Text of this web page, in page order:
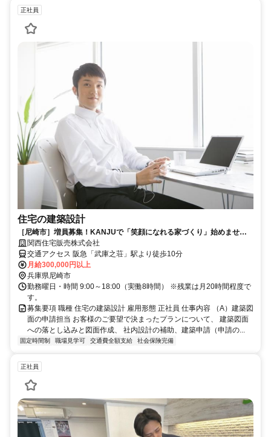
正社員
住宅の建築設計
［尼崎市］増員募集！KANJUで「笑顔になれる家づくり」始めません
か？ブランクOK◎待遇充実！
関西住宅販売株式会社
交通アクセス 阪急「武庫之荘」駅より徒歩10分
月給300,000円以上
兵庫県尼崎市
勤務曜日・時間 9:00～18:00（実働8時間） ※残業は月20時間程度で
す。
募集要項 職種 住宅の建築設計 雇用形態 正社員 仕事内容 （A）建築図
面の申請担当 お客様のご要望で決まったプランについて、 建築図面
への落とし込みと図面作成、 社内設計の補助、建築申請（申請の...
固定時間制 職場見学可 交通費全額支給 社会保険完備
正社員